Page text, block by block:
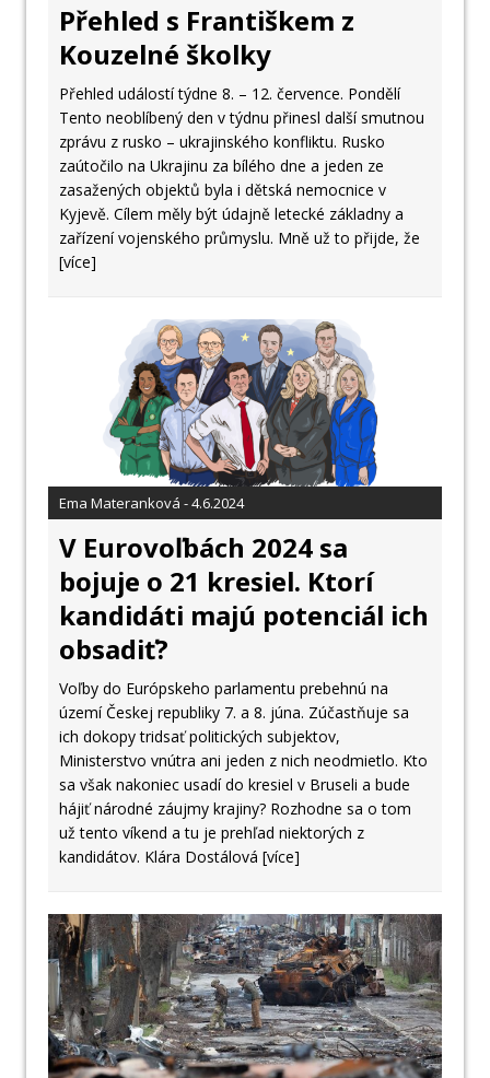
Přehled s Františkem z
Kouzelné školky
Přehled událostí týdne 8. – 12. července. Pondělí
Tento neoblíbený den v týdnu přinesl další smutnou
zprávu z rusko – ukrajinského konfliktu. Rusko
zaútočilo na Ukrajinu za bílého dne a jeden ze
zasažených objektů byla i dětská nemocnice v
Kyjevě. Cílem měly být údajně letecké základny a
zařízení vojenského průmyslu. Mně už to přijde, že
[více]
Ema Materanková - 4.6.2024
V Eurovoľbách 2024 sa
bojuje o 21 kresiel. Ktorí
kandidáti majú potenciál ich
obsadiť?
Voľby do Európskeho parlamentu prebehnú na
území Českej republiky 7. a 8. júna. Zúčastňuje sa
ich dokopy tridsať politických subjektov,
Ministerstvo vnútra ani jeden z nich neodmietlo. Kto
sa však nakoniec usadí do kresiel v Bruseli a bude
hájiť národné záujmy krajiny? Rozhodne sa o tom
už tento víkend a tu je prehľad niektorých z
kandidátov. Klára Dostálová [více]